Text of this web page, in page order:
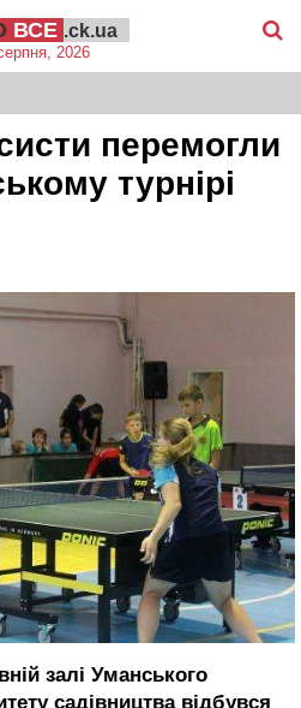
ВСЕ .ck.ua
2026
перемогли
турнірі
залі Уманського
садівництва відбувся